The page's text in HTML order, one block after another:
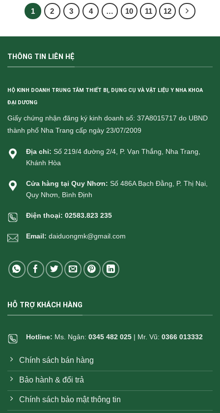
1 2 3 4 … 10 11 12
THÔNG TIN LIÊN HỆ
HỘ KINH DOANH TRUNG TÂM THIẾT BỊ, DỤNG CỤ VÀ VẬT LIỆU Y NHA KHOA
ĐẠI DƯƠNG
Giấy chứng nhận đăng ký kinh doanh số: 37A8015717 do UBND
thành phố Nha Trang cấp ngày 23/07/2009
Địa chỉ: Số 219/4 đường 2/4, P. Vạn Thắng, Nha Trang,
Khánh Hòa
Cửa hàng tại Quy Nhơn: Số 486A Bạch Đằng, P. Thị Nại,
Quy Nhơn, Bình Định
Điện thoại: 02583.823 235
Email: daiduongmk@gmail.com
HỖ TRỢ KHÁCH HÀNG
Hotline: Ms. Ngân: 0345 482 025 | Mr. Vũ: 0366 013332
Chính sách bán hàng
Bảo hành & đổi trả
Chính sách bảo mật thông tin